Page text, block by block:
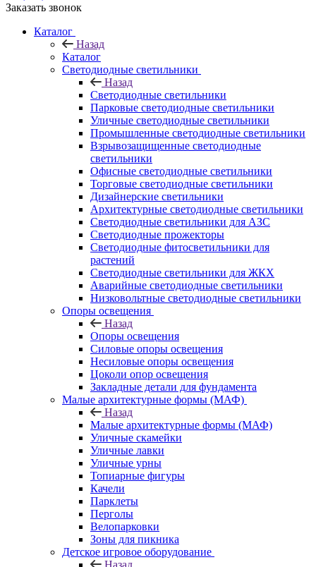
Заказать звонок
Каталог
Назад
Каталог
Светодиодные светильники
Назад
Светодиодные светильники
Парковые светодиодные светильники
Уличные светодиодные светильники
Промышленные светодиодные светильники
Взрывозащищенные светодиодные
светильники
Офисные светодиодные светильники
Торговые светодиодные светильники
Дизайнерские светильники
Архитектурные светодиодные светильники
Светодиодные светильники для АЗС
Светодиодные прожекторы
Светодиодные фитосветильники для
растений
Светодиодные светильники для ЖКХ
Аварийные светодиодные светильники
Низковольтные светодиодные светильники
Опоры освещения
Назад
Опоры освещения
Силовые опоры освещения
Несиловые опоры освещения
Цоколи опор освещения
Закладные детали для фундамента
Малые архитектурные формы (МАФ)
Назад
Малые архитектурные формы (МАФ)
Уличные скамейки
Уличные лавки
Уличные урны
Топиарные фигуры
Качели
Парклеты
Перголы
Велопарковки
Зоны для пикника
Детское игровое оборудование
Назад